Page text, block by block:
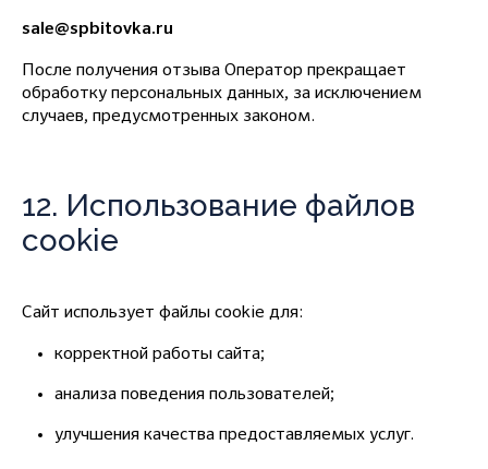
sale@spbitovka.ru
После получения отзыва Оператор прекращает
обработку персональных данных, за исключением
случаев, предусмотренных законом.
12. Использование файлов
cookie
Сайт использует файлы cookie для:
корректной работы сайта;
анализа поведения пользователей;
улучшения качества предоставляемых услуг.